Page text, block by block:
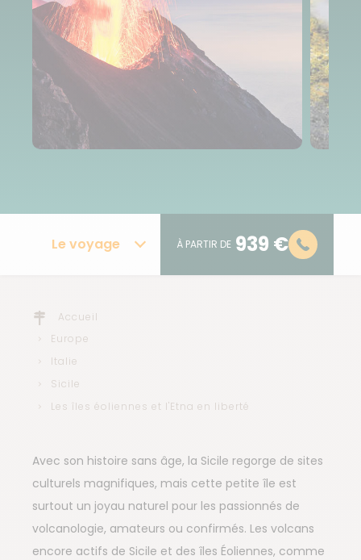
Le voyage À PARTIR DE 939 €
Accueil
Europe
Italie
Sicile
Les îles éoliennes et l'Etna en liberté
Avec son histoire sans âge, la Sicile regorge de sites
culturels magnifiques, mais cette petite île est
surtout un joyau naturel pour les passionnés de
volcanologie, amateurs ou confirmés. Les volcans
encore actifs de Sicile et des îles Éoliennes, comme